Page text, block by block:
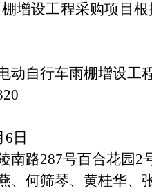
增设工程采购项目
动自行车雨棚增设工
6 日
南路287号百合花园2
、何筛琴、黄桂华、